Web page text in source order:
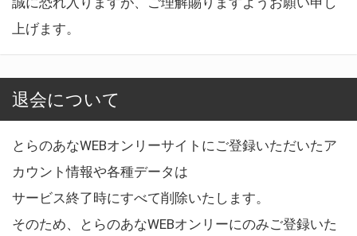
上げます。
退会について
とらのあなWEBオンリーサイトにご登録いただいたア
カウント情報や各種データは
サービス終了時にすべて削除いたします。
そのため、とらのあなWEBオンリーにのみご登録いた